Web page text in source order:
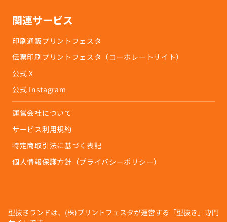
関連サービス
印刷通販プリントフェスタ
伝票印刷プリントフェスタ（コーポレートサイト）
公式 X
公式 Instagram
運営会社について
サービス利用規約
特定商取引法に基づく表記
個人情報保護方針（プライバシーポリシー）
型抜きランドは、(株)プリントフェスタが運営する「型抜き」専門